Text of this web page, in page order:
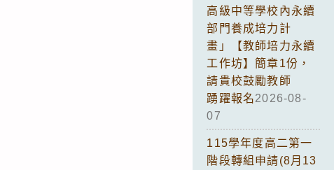
高級中等學校內永續
部門養成培力計
畫」【教師培力永續
工作坊】簡章1份，
請貴校鼓勵教師
踴躍報名2026-08-
07
115學年度高二第一
階段轉組申請(8月13